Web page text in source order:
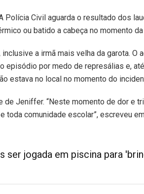
Polícia Civil aguarda o resultado dos
ou batido a cabeça no momento da
a irmã mais velha da garota. O
episódio por medo de represálias e,
estava no local no momento do
de Jeniffer. “Neste momento de dor e
comunidade escolar”, escreveu
ser jogada em piscina para